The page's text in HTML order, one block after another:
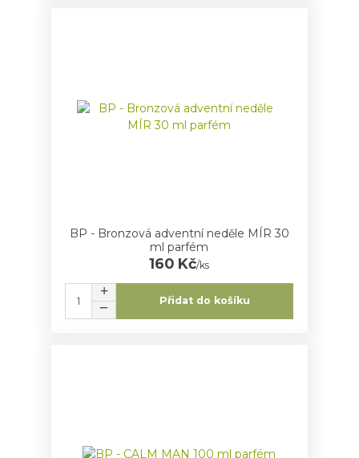
BP - Bronzová adventní neděle MÍR 30
ml parfém
160 Kč/ks
Přidat do košíku